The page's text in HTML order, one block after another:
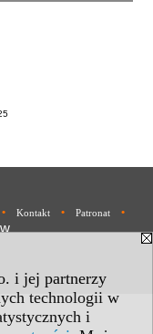
i jej partnerzy
technologii w
i
• Kontakt • Patronat •